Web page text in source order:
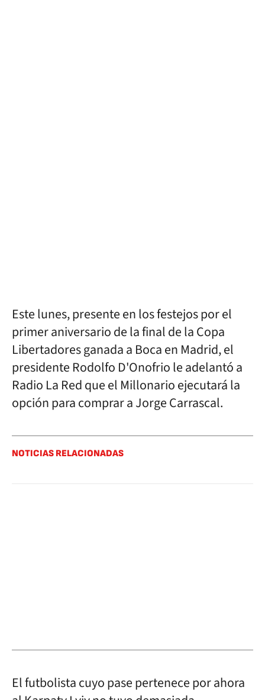
Este lunes, presente en los festejos por el
primer aniversario de la final de la Copa
Libertadores ganada a Boca en Madrid, el
presidente Rodolfo D'Onofrio le adelantó a
Radio La Red que el Millonario ejecutará la
opción para comprar a Jorge Carrascal.
NOTICIAS RELACIONADAS
El futbolista cuyo pase pertenece por ahora